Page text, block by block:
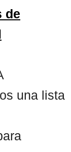
de
una lista